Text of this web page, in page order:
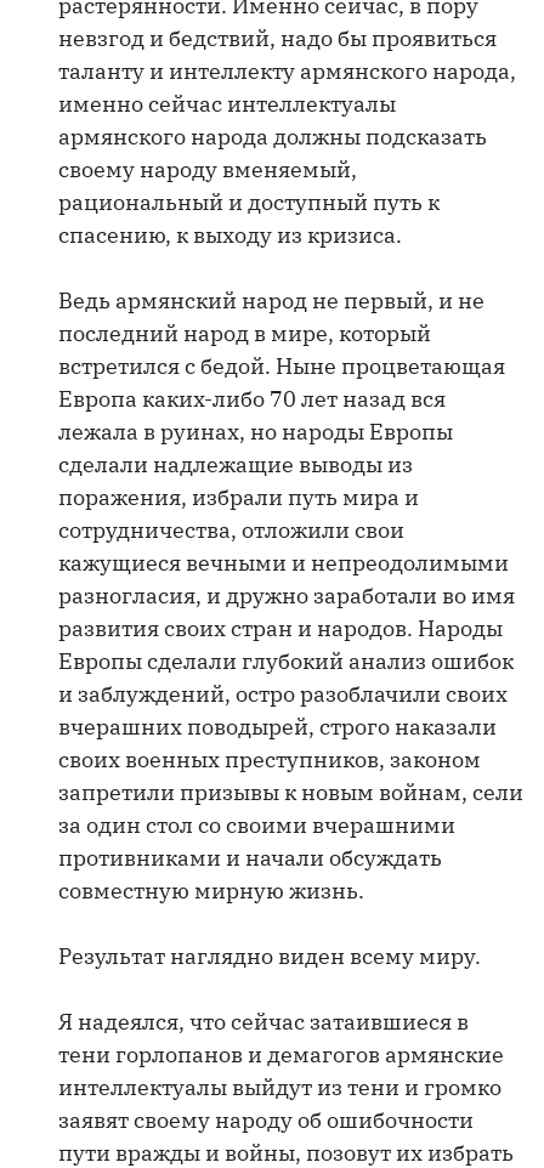
невзгод и бедствий, надо бы проявиться
таланту и интеллекту армянского народа,
именно сейчас интеллектуалы
армянского народа должны подсказать
своему народу вменяемый,
рациональный и доступный путь к
спасению, к выходу из кризиса.
Ведь армянский народ не первый, и не
последний народ в мире, который
встретился с бедой. Ныне процветающая
Европа каких-либо 70 лет назад вся
лежала в руинах, но народы Европы
сделали надлежащие выводы из
поражения, избрали путь мира и
сотрудничества, отложили свои
кажущиеся вечными и непреодолимыми
разногласия, и дружно заработали во имя
развития своих стран и народов. Народы
Европы сделали глубокий анализ ошибок
и заблуждений, остро разоблачили своих
вчерашних поводырей, строго наказали
своих военных преступников, законом
запретили призывы к новым войнам, сели
за один стол со своими вчерашними
противниками и начали обсуждать
совместную мирную жизнь.
Результат наглядно виден всему миру.
Я надеялся, что сейчас затаившиеся в
тени горлопанов и демагогов армянские
интеллектуалы выйдут из тени и громко
заявят своему народу об ошибочности
пути вражды и войны, позовут их избрать